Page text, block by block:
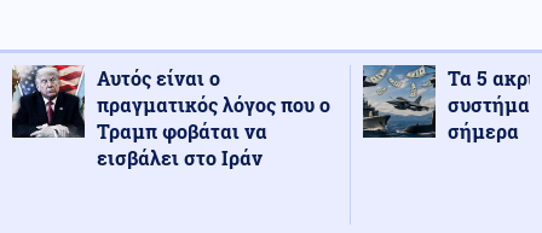
Αυτός είναι ο
πραγματικός λόγος που ο
Τραμπ φοβάται να
εισβάλει στο Ιράν
Τα 5
σήμερα